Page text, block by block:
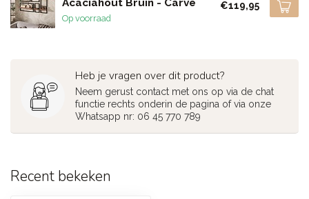
Op voorraad
€119,95
Heb je vragen over dit product?
Neem gerust contact met ons op via de chat
functie rechts onderin de pagina of via onze
Whatsapp nr: 06 45 770 789
Recent bekeken